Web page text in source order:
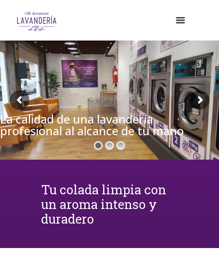
La calidad de una lavandería
profesional al alcance de tu mano
Tu colada limpia con
un aroma intenso y
duradero